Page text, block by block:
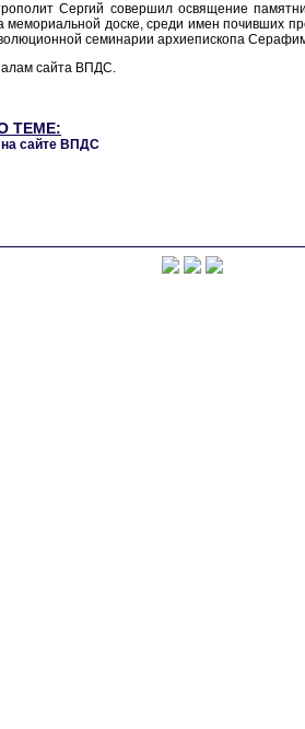
Сергий совершил освящение
мемориальной доске, среди имен почивших
семинарии архиепископа
сайта ВПДС.
ТЕМЕ:
сайте ВПДС